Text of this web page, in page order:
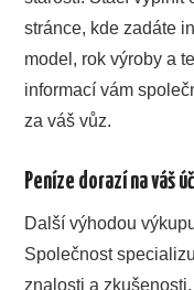
stránce, kde zadáte
model, rok výroby a
informací vám
za váš vůz.
Peníze dorazí na váš
Další výhodou
Společnost
znalosti a